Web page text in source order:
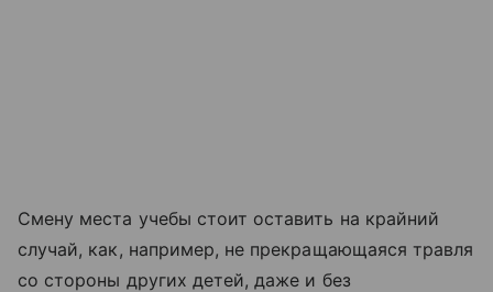
Смену места учебы стоит оставить на крайний
случай, как, например, не прекращающаяся травля
со стороны других детей, даже и без